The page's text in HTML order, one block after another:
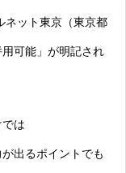
ネット東京（東京都
可能」が明記され
は
出るポイントでも